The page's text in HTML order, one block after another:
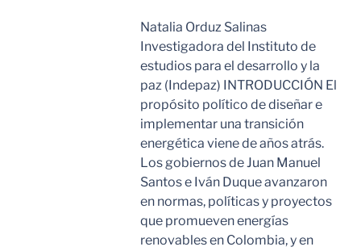
Natalia Orduz Salinas
Investigadora del Instituto de
estudios para el desarrollo y la
paz (Indepaz) INTRODUCCIÓN El
propósito político de diseñar e
implementar una transición
energética viene de años atrás.
Los gobiernos de Juan Manuel
Santos e Iván Duque avanzaron
en normas, políticas y proyectos
que promueven energías
renovables en Colombia, y en